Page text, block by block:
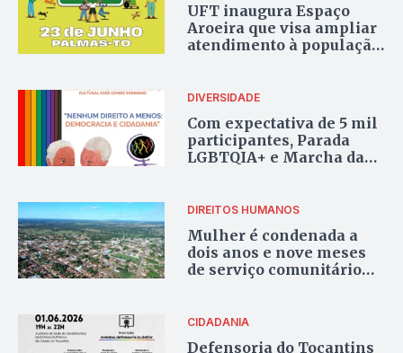
UFT inaugura Espaço
Aroeira que visa ampliar
atendimento à população
DIVERSIDADE
Com expectativa de 5 mil
participantes, Parada
LGBTQIA+ e Marcha das
DIREITOS HUMANOS
Mulher é condenada a
dois anos e nove meses
de serviço comunitário
CIDADANIA
Defensoria do Tocantins